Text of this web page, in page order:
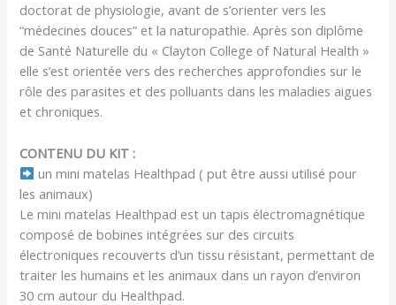
doctorat de physiologie, avant de s’orienter vers les
“médecines douces” et la naturopathie. Après son diplôme
de Santé Naturelle du « Clayton College of Natural Health »
elle s’est orientée vers des recherches approfondies sur le
rôle des parasites et des polluants dans les maladies aigues
et chroniques.
CONTENU DU KIT :
un mini matelas Healthpad ( put être aussi utilisé pour
les animaux)
Le mini matelas Healthpad est un tapis électromagnétique
composé de bobines intégrées sur des circuits
électroniques recouverts d’un tissu résistant, permettant de
traiter les humains et les animaux dans un rayon d’environ
30 cm autour du Healthpad.